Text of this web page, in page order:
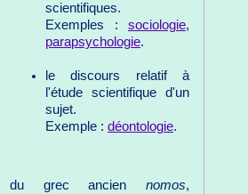
scientifiques.
Exemples : sociologie,
parapsychologie.
le discours relatif à
l'étude scientifique d'un
sujet.
Exemple : déontologie.
du grec ancien nomos,